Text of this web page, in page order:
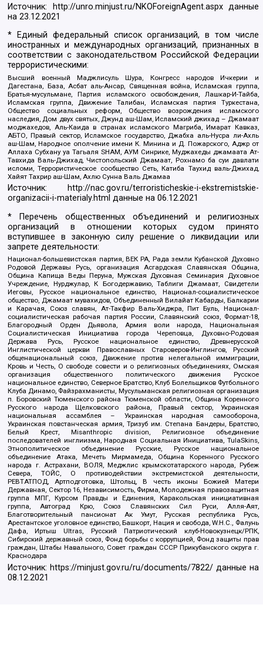
Источник: http://unro.minjust.ru/NKOForeignAgent.aspxданные
на23.12.2021
* Единый федеральный список организаций, в том числе
иностранных и международных организаций, признанных в
соответствии с законодательством Российской Федерации
террористическими:
Высший военный Маджлисуль Шура, Конгресс народов Ичкерии и
Дагестана, База, Асбат аль-Ансар, Священная война, Исламская группа,
Братья-мусульмане, Партия исламского освобождения, Лашкар-И-Тайба,
Исламская группа, Движение Талибан, Исламская партия Туркестана,
Общество социальных реформ, Общество возрождения исламского
наследия, Дом двух святых, Джунд аш-Шам, Исламский джихад – Джамаат
моджахедов, Аль-Каида в странах исламского Магриба, Имарат Кавказ,
АБТО, Правый сектор, Исламское государство, Джабха аль-Нусра ли-Ахль
аш-Шам, Народное ополчение имени К. Минина и Д. Пожарского, Аджр от
Аллаха Субхану уа Тагьаля SHAM, АУМ Синрике, Муджахеды джамаата Ат-
Тавхида Валь-Джихад, Чистопольский Джамаат, Рохнамо ба суи давлати
исломи, Террористическое сообщество Сеть, Катиба Таухид валь-Джихад,
Хайят Тахрир аш-Шам, Ахлю Сунна Валь Джамаа
Источник:
http://nac.gov.ru/terroristicheskie-i-ekstremistskie-
organizacii-i-materialy.html данные на06.12.2021
* Перечень общественных объединений и религиозных
организаций в отношении которых судом принято
вступившее в законную силу решение о ликвидации или
запрете деятельности:
Национал-большевистская партия, ВЕК РА, Рада земли Кубанской Духовно
Родовой Державы Русь, организация Асгардская Славянская Община,
Община Капища Веды Перуна, Мужская Духовная Семинария Духовное
Учреждение, Нурджулар, К Богодержавию, Таблиги Джамаат, Свидетели
Иеговы, Русское национальное единство, Национал-социалистическое
общество, Джамаат мувахидов, Объединенный Вилайат Кабарды, Балкарии
и Карачая, Союз славян, Ат-Такфир Валь-Хиджра, Пит Буль, Национал-
социалистическая рабочая партия России, Славянский союз, Формат-18,
Благородный Орден Дьявола, Армия воли народа, Национальная
Социалистическая Инициатива города Череповца, Духовно-Родовая
Держава Русь, Русское национальное единство, Древнерусской
Инглистической церкви Православных Староверов-Инглингов, Русский
общенациональный союз, Движение против нелегальной иммиграции,
Кровь и Честь, О свободе совести и о религиозных объединениях, Омская
организация общественного политического движения Русское
национальное единство, Северное Братство, Клуб Болельщиков Футбольного
Клуба Динамо, Файзрахманисты, Мусульманская религиозная организация
п. Боровский Тюменского района Тюменской области, Община Коренного
Русского народа Щелковского района, Правый сектор, Украинская
национальная ассамблея – Украинская народная самооборона,
Украинская повстанческая армия, Тризуб им. Степана Бандеры, Братство,
Белый Крест, Misanthropic division, Религиозное объединение
последователей инглиизма, Народная Социальная Инициатива, TulaSkins,
Этнополитическое объединение Русские, Русское национальное
объединение Атака, Мечеть Мирмамеда, Община Коренного Русского
народа г. Астрахани, ВОЛЯ, Меджлис крымскотатарского народа, Рубеж
Севера, ТОЙС, О противодействии экстремистской деятельности,
РЕВТАТПОД, Артподготовка, Штольц, В честь иконы Божией Матери
Державная, Сектор 16, Независимость, Фирма, Молодежная правозащитная
группа МПГ, Курсом Правды и Единения, Каракольская инициативная
группа, Автоград Крю, Союз Славянских Сил Руси, Алля-Аят,
Благотворительный пансионат Ак Умут, Русская республика Русь,
Арестантское уголовное единство, Башкорт, Нация и свобода, W.H.С., Фалунь
Дафа, Иртыш Ultras, Русский Патриотический клуб-Новокузнецк/РПК,
Сибирский державный союз, Фонд борьбы с коррупцией, Фонд защиты прав
граждан, Штабы Навального, Совет граждан СССР Прикубанского округа г.
Краснодара
Источник: https://minjust.gov.ru/ru/documents/7822/ данные на
08.12.2021